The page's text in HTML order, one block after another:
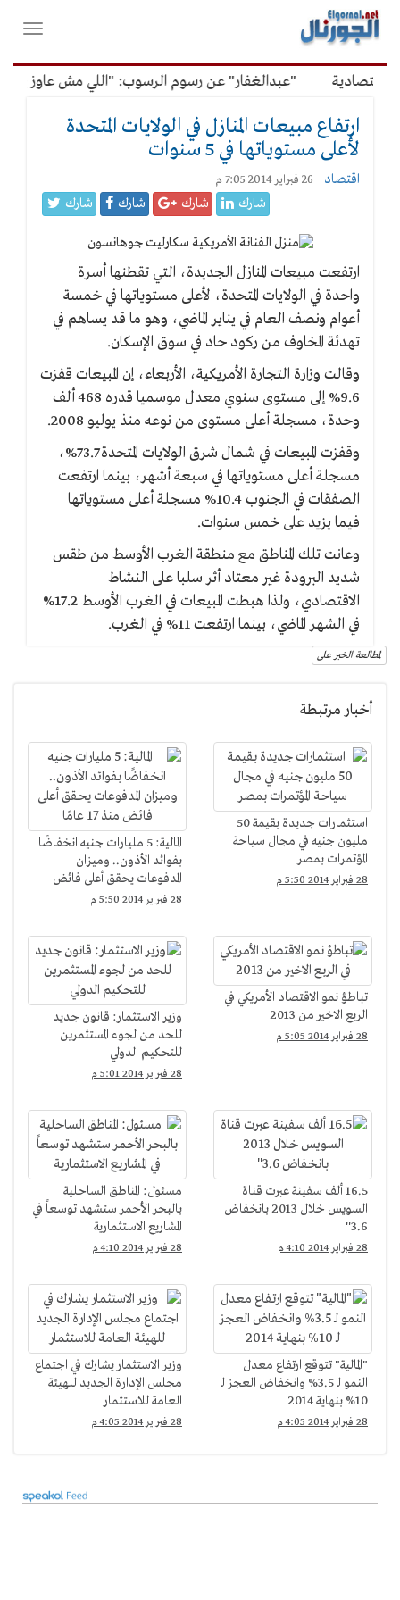
القائمة
الرئيسية
فتح
"عبدالغفار" عن رسوم الرسوب: "اللي مش عاوز
ارتفاع مبيعات المنازل في الولايات المتحدة
لأعلى مستوياتها في 5 سنوات
اقتصاد - 26 فبراير 2014 7:05 م
شارك شارك شارك شارك
ارتفعت مبيعات المنازل الجديدة، التي تقطنها أسرة
واحدة في الولايات المتحدة، لأعلى مستوياتها في خمسة
أعوام ونصف العام في يناير الماضي، وهو ما قد يساهم في
تهدئة المخاوف من ركود حاد في سوق الإسكان.
وقالت وزارة التجارة الأمريكية، الأربعاء، إن المبيعات قفزت
9.6% إلى مستوى سنوي معدل موسميا قدره 468 ألف
وحدة، مسجلة أعلى مستوى من نوعه منذ يوليو 2008.
وقفزت المبيعات في شمال شرق الولايات المتحدة 73.7%،
مسجلة أعلى مستوياتها في سبعة أشهر، بينما ارتفعت
الصفقات في الجنوب 10.4% مسجلة أعلى مستوياتها
فيما يزيد على خمس سنوات.
وعانت تلك المناطق مع منطقة الغرب الأوسط من طقس
شديد البرودة غير معتاد أثر سلبا على النشاط
الاقتصادي، ولذا هبطت المبيعات في الغرب الأوسط 17.2%
في الشهر الماضي، بينما ارتفعت 11% في الغرب.
لمطالعة الخبر على
أخبار مرتبطة
استثمارات جديدة بقيمة 50
مليون جنيه في مجال سياحة
المؤتمرات بمصر
28 فبراير 2014 5:50 م
المالية: 5 مليارات جنيه انخفاضًا
بفوائد الأذون.. وميزان
المدفوعات يحقق أعلى فائض
منذ 17 عامًا
28 فبراير 2014 5:50 م
تباطؤ نمو الاقتصاد الأمريكي في
الربع الاخير من 2013
28 فبراير 2014 5:05 م
وزير الاستثمار: قانون جديد
للحد من لجوء المستثمرين
للتحكيم الدولي
28 فبراير 2014 5:01 م
16.5 ألف سفينة عبرت قناة
السويس خلال 2013 بانخفاض
3.6''
28 فبراير 2014 4:10 م
مسئول: المناطق الساحلية
بالبحر الأحمر ستشهد توسعاً في
المشاريع الاستثمارية
28 فبراير 2014 4:10 م
"المالية" تتوقع ارتفاع معدل
النمو لـ 3.5% وانخفاض العجز لـ
10% بنهاية 2014
28 فبراير 2014 4:05 م
وزير الاستثمار يشارك في اجتماع
مجلس الإدارة الجديد للهيئة
العامة للاستثمار
28 فبراير 2014 4:05 م